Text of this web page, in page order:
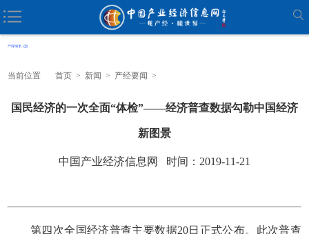
当前位置 首页 > 新闻 > 产经要闻 >
国民经济的一次全面“体检”——经济普查数据勾勒中国经济
新图景
中国产业经济信息网 时间：2019-11-21
第四次全国经济普查主要数据20日正式公布。此次普查